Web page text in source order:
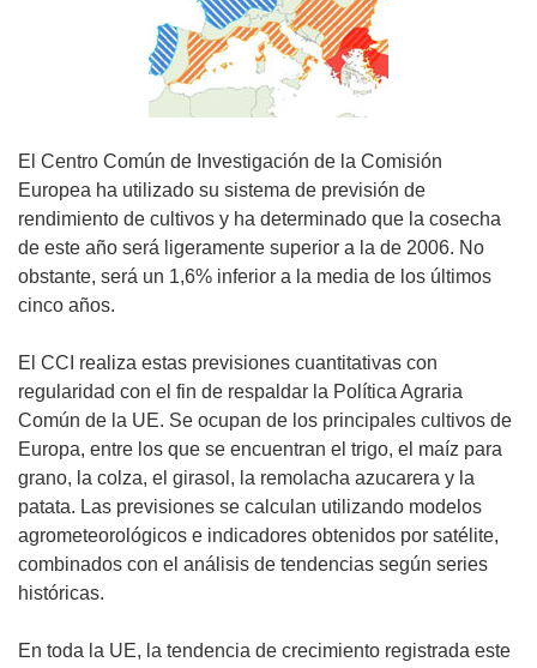
El Centro Común de Investigación de la Comisión
Europea ha utilizado su sistema de previsión de
rendimiento de cultivos y ha determinado que la cosecha
de este año será ligeramente superior a la de 2006. No
obstante, será un 1,6% inferior a la media de los últimos
cinco años.
El CCI realiza estas previsiones cuantitativas con
regularidad con el fin de respaldar la Política Agraria
Común de la UE. Se ocupan de los principales cultivos de
Europa, entre los que se encuentran el trigo, el maíz para
grano, la colza, el girasol, la remolacha azucarera y la
patata. Las previsiones se calculan utilizando modelos
agrometeorológicos e indicadores obtenidos por satélite,
combinados con el análisis de tendencias según series
históricas.
En toda la UE, la tendencia de crecimiento registrada este